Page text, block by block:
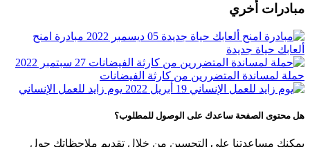
مبادرات أخري
05 ديسمبر 2022
مبادرة امنح
ألعابك حياة جديدة
27 سبتمبر 2022
حملة لمساندة المتضررين من كارثة الفيضانات
19 أبريل 2022
يوم زايد للعمل الإنساني
هل محتوى الصفحة ساعدك على الوصول للمطلوب؟
يمكنك مساعدتنا على التحسين من خلال تقديم ملاحظاتك حول